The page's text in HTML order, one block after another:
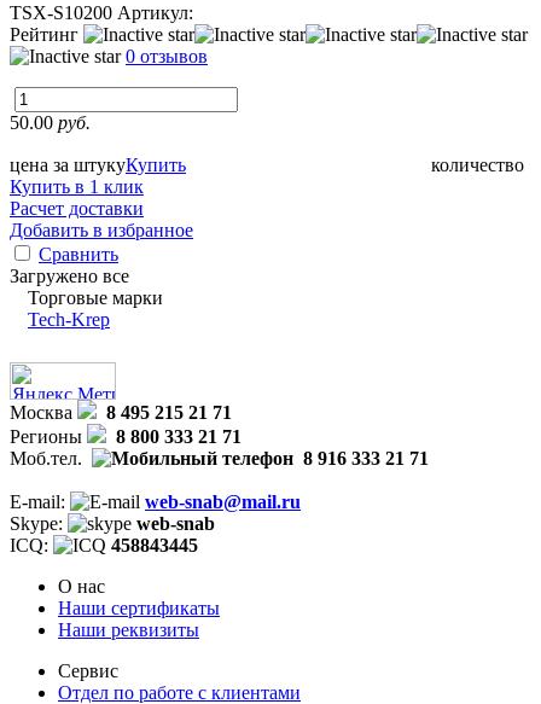
TSX-S10200 Артикул:
Рейтинг
0 отзывов
50.00 руб.
цена за штуку количество
Купить
Купить в 1 клик
Расчет доставки
Добавить в избранное
Сравнить
Загружено все
Торговые марки
Tech-Krep
Москва
8 495 215 21 71
Регионы
8 800 333 21 71
Моб.тел.
8 916 333 21 71
E-mail:
web-snab@mail.ru
Skype:
web-snab
ICQ:
458843445
О нас
Наши сертификаты
Наши реквизиты
Сервис
Отдел по работе с клиентами